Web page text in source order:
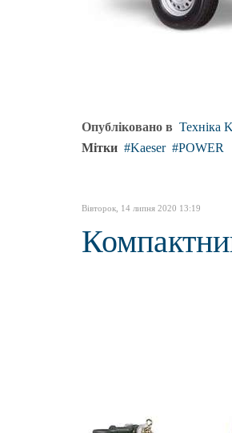
Опубліковано в Техніка
Мітки
Kaeser POWER
Вівторок, 14 липня 2020 13:19